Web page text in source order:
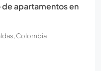
apartamentos en
Colombia